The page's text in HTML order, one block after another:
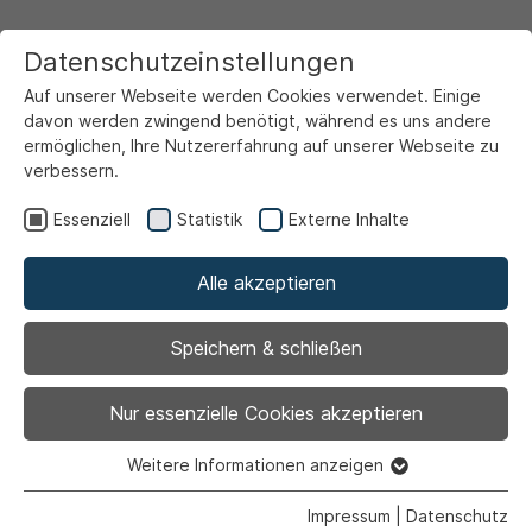
3. Innenstadtforum:
Viele Ideen, aber auch
viele Fragezeichen
Datenschutzeinstellungen
Auf unserer Webseite werden Cookies verwendet. Einige
davon werden zwingend benötigt, während es uns andere
ermöglichen, Ihre Nutzererfahrung auf unserer Webseite zu
verbessern.
Essenziell Statistik Externe Inhalte
Alle akzeptieren
Speichern & schließen
Nur essenzielle Cookies akzeptieren
Essenzielle Cookies werden für grundlegende Funktionen
Weitere Informationen anzeigen
Impressum Datenschutz